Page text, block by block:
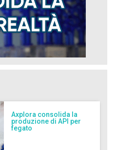
Axplora consolida la
produzione di API per
fegato